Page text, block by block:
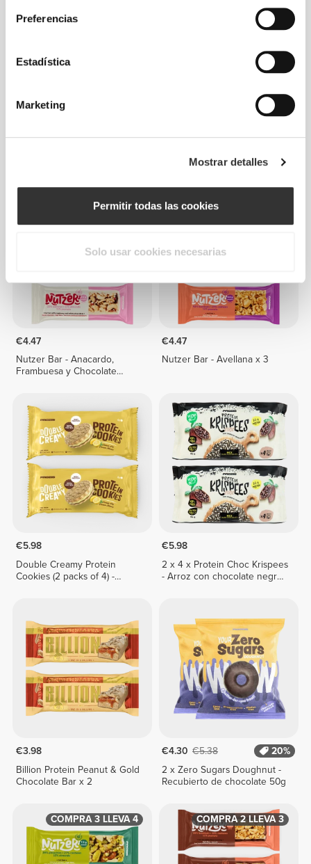
Preferencias
Estadística
Marketing
Mostrar detalles
Permitir todas las cookies
Solo usar cookies necesarias
€6.98
€4.47
Frambuesa x 3
€4.47
Nutzer Bar - Anacardo,
Frambuesa y Chocolate
COMPRA 2 LLEVA 3
€4.47
Nutzer Bar - Avellana x 3
€5.98
Double Creamy Protein
Cookies (2 packs of 4) -
€5.98
2 x 4 x Protein Choc Krispees
- Arroz con chocolate negro
€3.98
Billion Protein Peanut & Gold
Chocolate Bar x 2
€4.30 €5.38
20%
2 x Zero Sugars Doughnut -
Recubierto de chocolate 50g
COMPRA 3 LLEVA 4 COMPRA 2 LLEVA 3